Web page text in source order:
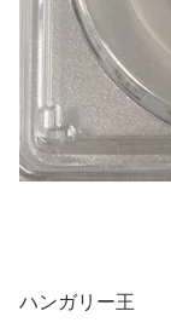
ハンガリー王